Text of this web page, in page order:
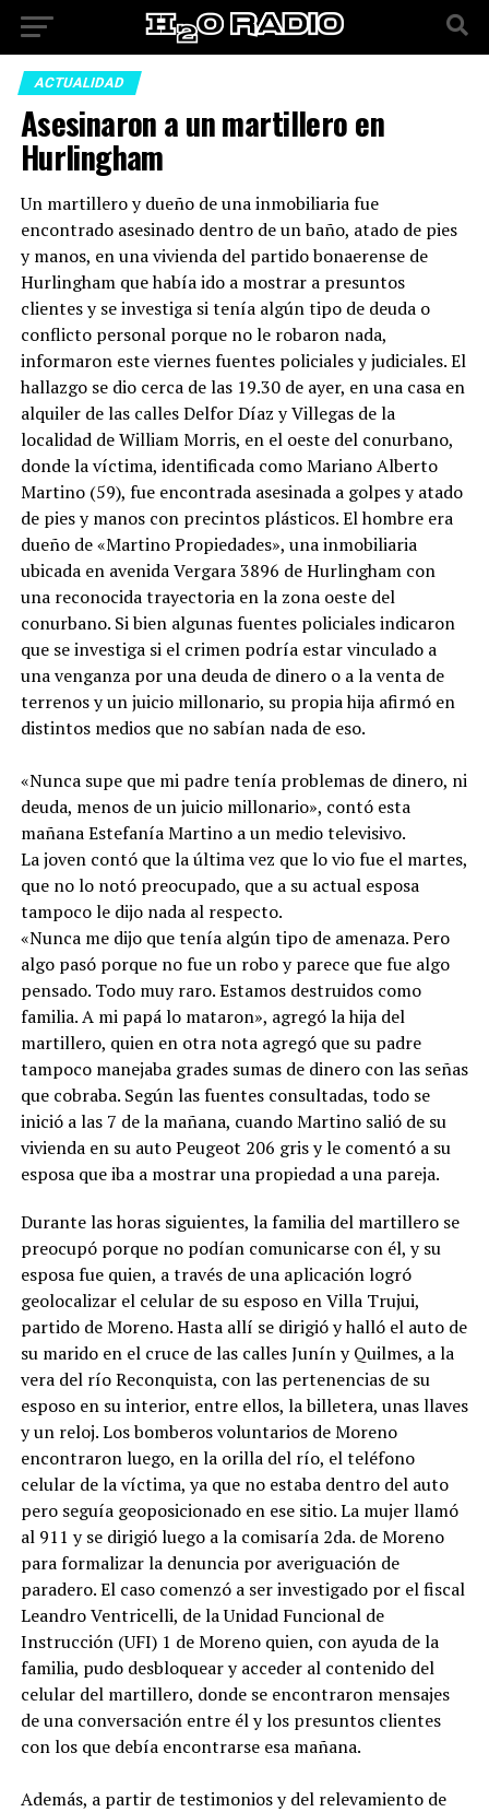
ACTUALIDAD
Asesinaron a un martillero en
Hurlingham
Un martillero y dueño de una inmobiliaria fue
encontrado asesinado dentro de un baño, atado de pies
y manos, en una vivienda del partido bonaerense de
Hurlingham que había ido a mostrar a presuntos
clientes y se investiga si tenía algún tipo de deuda o
conflicto personal porque no le robaron nada,
informaron este viernes fuentes policiales y judiciales. El
hallazgo se dio cerca de las 19.30 de ayer, en una casa en
alquiler de las calles Delfor Díaz y Villegas de la
localidad de William Morris, en el oeste del conurbano,
donde la víctima, identificada como Mariano Alberto
Martino (59), fue encontrada asesinada a golpes y atado
de pies y manos con precintos plásticos. El hombre era
dueño de «Martino Propiedades», una inmobiliaria
ubicada en avenida Vergara 3896 de Hurlingham con
una reconocida trayectoria en la zona oeste del
conurbano. Si bien algunas fuentes policiales indicaron
que se investiga si el crimen podría estar vinculado a
una venganza por una deuda de dinero o a la venta de
terrenos y un juicio millonario, su propia hija afirmó en
distintos medios que no sabían nada de eso.
«Nunca supe que mi padre tenía problemas de dinero, ni
deuda, menos de un juicio millonario», contó esta
mañana Estefanía Martino a un medio televisivo.
La joven contó que la última vez que lo vio fue el martes,
que no lo notó preocupado, que a su actual esposa
tampoco le dijo nada al respecto.
«Nunca me dijo que tenía algún tipo de amenaza. Pero
algo pasó porque no fue un robo y parece que fue algo
pensado. Todo muy raro. Estamos destruidos como
familia. A mi papá lo mataron», agregó la hija del
martillero, quien en otra nota agregó que su padre
tampoco manejaba grades sumas de dinero con las señas
que cobraba. Según las fuentes consultadas, todo se
inició a las 7 de la mañana, cuando Martino salió de su
vivienda en su auto Peugeot 206 gris y le comentó a su
esposa que iba a mostrar una propiedad a una pareja.
Durante las horas siguientes, la familia del martillero se
preocupó porque no podían comunicarse con él, y su
esposa fue quien, a través de una aplicación logró
geolocalizar el celular de su esposo en Villa Trujui,
partido de Moreno. Hasta allí se dirigió y halló el auto de
su marido en el cruce de las calles Junín y Quilmes, a la
vera del río Reconquista, con las pertenencias de su
esposo en su interior, entre ellos, la billetera, unas llaves
y un reloj. Los bomberos voluntarios de Moreno
encontraron luego, en la orilla del río, el teléfono
celular de la víctima, ya que no estaba dentro del auto
pero seguía geoposicionado en ese sitio. La mujer llamó
al 911 y se dirigió luego a la comisaría 2da. de Moreno
para formalizar la denuncia por averiguación de
paradero. El caso comenzó a ser investigado por el fiscal
Leandro Ventricelli, de la Unidad Funcional de
Instrucción (UFI) 1 de Moreno quien, con ayuda de la
familia, pudo desbloquear y acceder al contenido del
celular del martillero, donde se encontraron mensajes
de una conversación entre él y los presuntos clientes
con los que debía encontrarse esa mañana.
Además, a partir de testimonios y del relevamiento de